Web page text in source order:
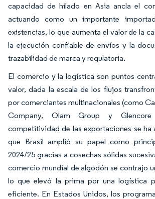
capacidad de hilado en Asia ancla el
actuando como un importante
existencias, lo que aumenta el valor de la
la ejecución confiable de envíos y la
trazabilidad de marca y regulatoria.
El comercio y la logística son puntos
valor, dada la escala de los flujos
por comerciantes multinacionales (como
Company, Olam Group y Glencore
competitividad de las exportaciones se ha
que Brasil amplió su papel como
2024/25 gracias a cosechas sólidas
comercio mundial de algodón se contrajo
lo que elevó la prima por una logística
eficiente. En Estados Unidos, los